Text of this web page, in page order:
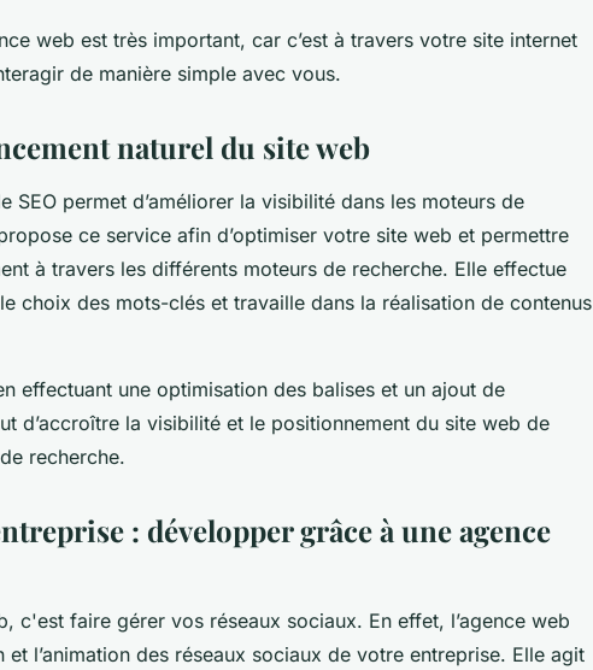
web est très important, car c’est à travers votre site internet
de manière simple avec vous.
naturel du site web
SEO permet d’améliorer la visibilité dans les moteurs de
ce service afin d’optimiser votre site web et permettre
à travers les différents moteurs de recherche. Elle effectue
choix des mots-clés et travaille dans la réalisation de contenus
effectuant une optimisation des balises et un ajout de
d’accroître la visibilité et le positionnement du site web de
recherche.
: développer grâce à une agence
c'est faire gérer vos réseaux sociaux. En effet, l’agence web
l’animation des réseaux sociaux de votre entreprise. Elle agit